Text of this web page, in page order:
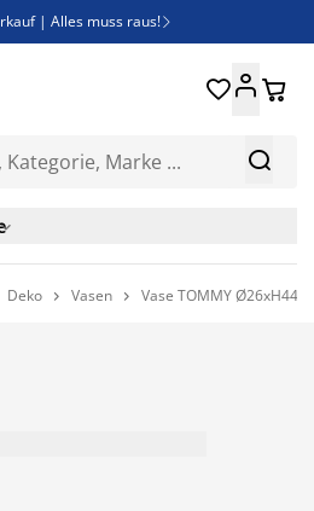
| Alles muss raus! 
Entdecke JYSK-B2B
ADSLEV um nur 40€ 
 
Deko  Vasen  Vase TOMMY